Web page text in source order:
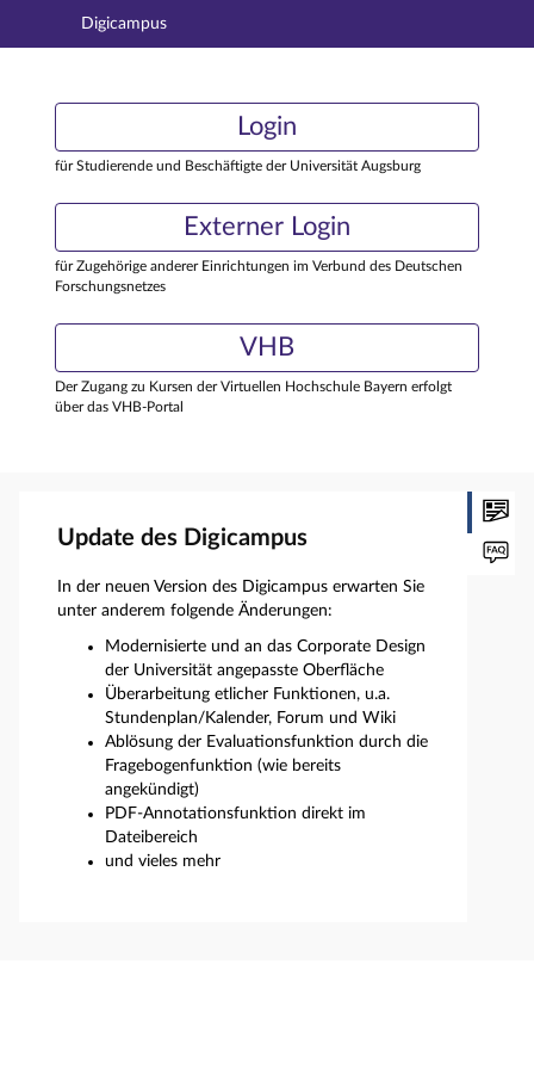
Hauptnavigation
Externer Login
Digicampus
Login
für Studierende und Beschäftigte der Universität Augsburg
Externer Login
für Zugehörige anderer Einrichtungen im Verbund des Deutschen
Forschungsnetzes
VHB
Der Zugang zu Kursen der Virtuellen Hochschule Bayern erfolgt
über das VHB-Portal
Update des Digicampus
In der neuen Version des Digicampus erwarten Sie
unter anderem folgende Änderungen:
Modernisierte und an das Corporate Design
der Universität angepasste Oberfläche
Überarbeitung etlicher Funktionen, u.a.
Stundenplan/Kalender, Forum und Wiki
Ablösung der Evaluationsfunktion durch die
Fragebogenfunktion (wie bereits
angekündigt)
PDF-Annotationsfunktion direkt im
Dateibereich
und vieles mehr